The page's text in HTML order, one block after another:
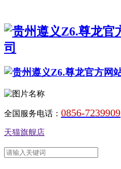
全国服务电话： 0856-7239909
天猫旗舰店